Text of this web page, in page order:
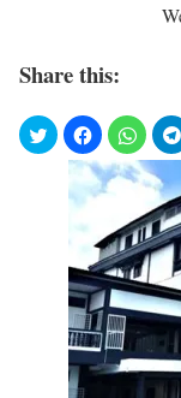
Share this: